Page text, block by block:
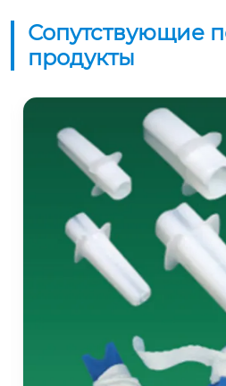
Сопутствующие
продукты